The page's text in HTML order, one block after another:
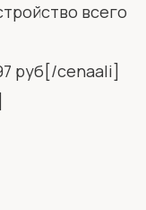
всего
руб[/cenaali]